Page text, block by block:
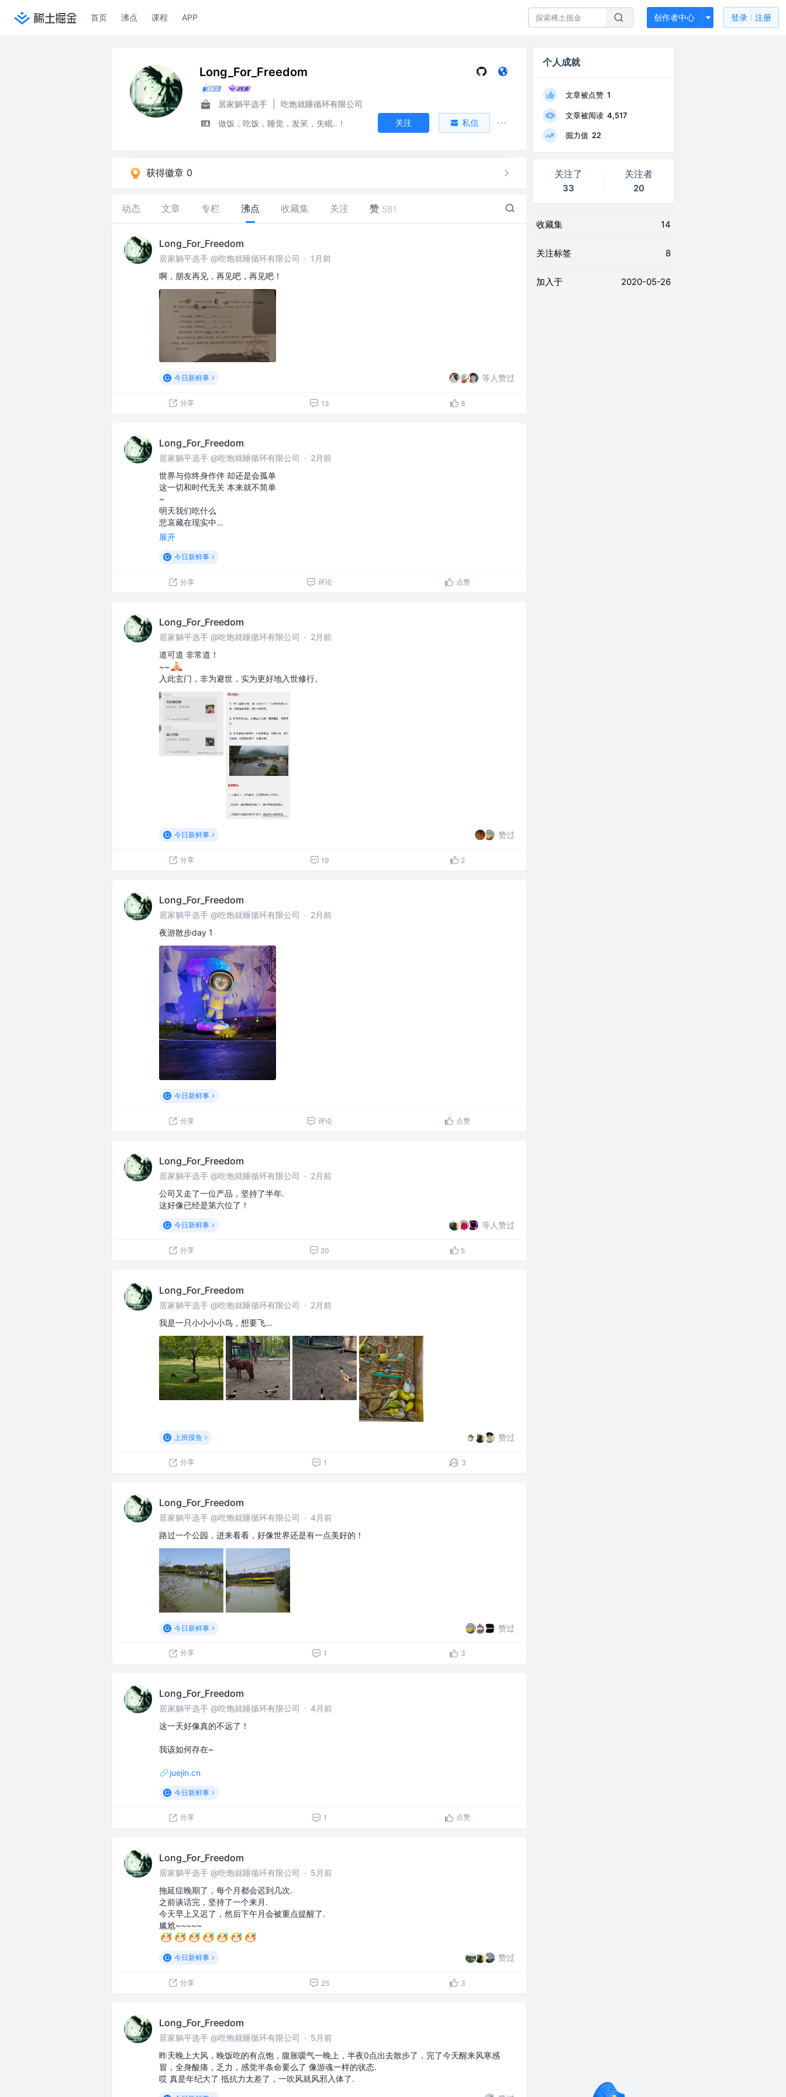
首页 沸点 课程 APP 创作者中心 登录 注册
Long_For_Freedom
居家躺平选手
吃饱就睡循环有限公司
做饭，吃饭，睡觉，发呆，失眠..！
关注 私信
获得徽章 0
动态 文章 专栏 沸点 收藏集 关注 赞 581
Long_For_Freedom
居家躺平选手 @吃饱就睡循环有限公司 · 1月前
啊，朋友再见，再见吧，再见吧！
今日新鲜事 等人赞过
分享 13 8
Long_For_Freedom
居家躺平选手 @吃饱就睡循环有限公司 · 2月前
世界与你终身作伴 却还是会孤单
这一切和时代无关 本来就不简单
~
明天我们吃什么
悲哀藏在现实中…
展开
今日新鲜事
分享 评论 点赞
Long_For_Freedom
居家躺平选手 @吃饱就睡循环有限公司 · 2月前
道可道 非常道！
~~
入此玄门，非为避世，实为更好地入世修行。
今日新鲜事 赞过
分享 19 2
Long_For_Freedom
居家躺平选手 @吃饱就睡循环有限公司 · 2月前
夜游散步day 1
今日新鲜事
分享 评论 点赞
Long_For_Freedom
居家躺平选手 @吃饱就睡循环有限公司 · 2月前
公司又走了一位产品，坚持了半年.
这好像已经是第六位了！
今日新鲜事 等人赞过
分享 20 5
Long_For_Freedom
居家躺平选手 @吃饱就睡循环有限公司 · 2月前
我是一只小小小小鸟，想要飞…
上班摸鱼 赞过
分享 1 3
Long_For_Freedom
居家躺平选手 @吃饱就睡循环有限公司 · 4月前
路过一个公园，进来看看，好像世界还是有一点美好的！
今日新鲜事 赞过
分享 1 3
Long_For_Freedom
居家躺平选手 @吃饱就睡循环有限公司 · 4月前
这一天好像真的不远了！
我该如何存在~
juejin.cn
今日新鲜事
分享 1 点赞
Long_For_Freedom
居家躺平选手 @吃饱就睡循环有限公司 · 5月前
拖延症晚期了，每个月都会迟到几次.
之前谈话完，坚持了一个来月.
今天早上又迟了，然后下午月会被重点提醒了.
尴尬~~~~~
今日新鲜事 赞过
分享 25 3
Long_For_Freedom
居家躺平选手 @吃饱就睡循环有限公司 · 5月前
昨天晚上大风，晚饭吃的有点饱，腹胀嗳气一晚上，半夜0点出去散步了，完了今天醒来风寒感
冒，全身酸痛，乏力，感觉半条命要么了 像游魂一样的状态.
哎 真是年纪大了 抵抗力太差了，一吹风就风邪入体了.
个人成就
文章被点赞 1
文章被阅读 4,517
掘力值 22
关注了
33
关注者
20
收藏集 14
关注标签 8
加入于 2020-05-26